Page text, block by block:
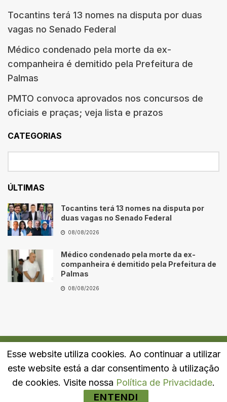
Tocantins terá 13 nomes na disputa por duas
vagas no Senado Federal
Médico condenado pela morte da ex-
companheira é demitido pela Prefeitura de
Palmas
PMTO convoca aprovados nos concursos de
oficiais e praças; veja lista e prazos
CATEGORIAS
ÚLTIMAS
Tocantins terá 13 nomes na disputa por
duas vagas no Senado Federal
08/08/2026
Médico condenado pela morte da ex-
companheira é demitido pela Prefeitura de
Palmas
08/08/2026
Quem Somos Fale Conosco Política de Privacidade
Esse website utiliza cookies. Ao continuar a utilizar
este website está a dar consentimento à utilização
de cookies. Visite nossa Política de Privacidade.
ENTENDI